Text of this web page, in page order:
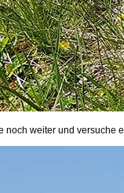
noch weiter und versuche